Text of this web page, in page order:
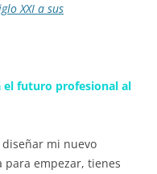
XXI a sus
el futuro profesional al
mi nuevo
empezar, tienes